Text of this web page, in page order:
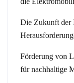
Die Zukunft der
Förderung von
für nachhaltige